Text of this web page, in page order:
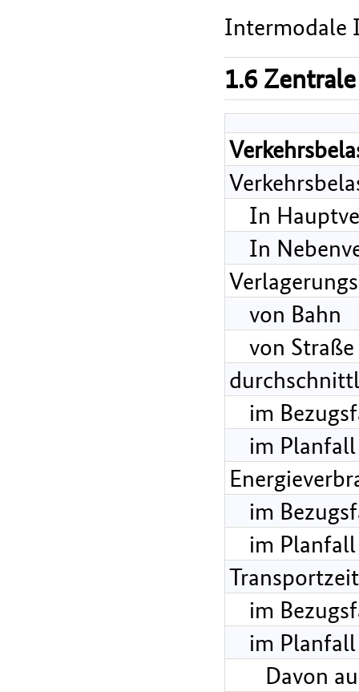
Intermodale
1.6
In
In
von Bahn
von Straße
im
im Planfall
im
im Planfall
im
im Planfall
Davon